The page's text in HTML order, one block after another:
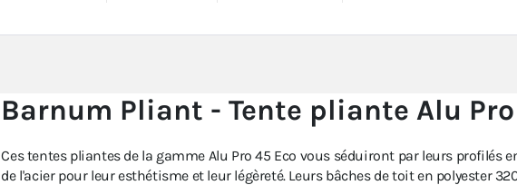
Barnum Pliant - Tente pliante Alu Pro
Ces tentes pliantes de la gamme Alu Pro 45 Eco vous séduiront par leurs
de l'acier pour leur esthétisme et leur légèreté. Leurs bâches de toit en polyester